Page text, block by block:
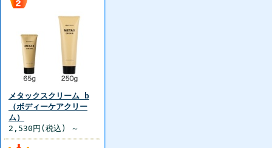
メタックスクリーム b
（ボディーケアクリー
ム）
2,530円(税込) ～